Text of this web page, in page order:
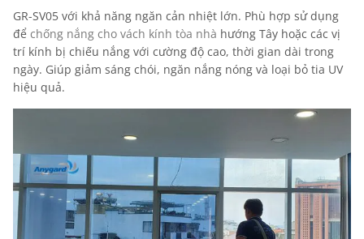
GR-SV05 với khả năng ngăn cản nhiệt lớn. Phù hợp sử dụng
để chống nắng cho vách kính tòa nhà hướng Tây hoặc các vị
trí kính bị chiếu nắng với cường độ cao, thời gian dài trong
ngày. Giúp giảm sáng chói, ngăn nắng nóng và loại bỏ tia UV
hiệu quả.